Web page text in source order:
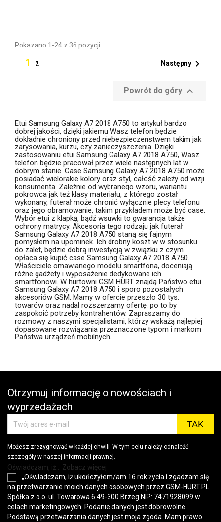
Pokazano 1-24 z 36 pozycji
1 2 Następny 
Powrót do góry 
Etui Samsung Galaxy A7 2018 A750 to artykuł bardzo
dobrej jakości, dzięki jakiemu Wasz telefon będzie
dokładnie chroniony przed niebezpieczeństwem takim jak
zarysowania, kurzu, czy zanieczyszczenia. Dzięki
zastosowaniu etui Samsung Galaxy A7 2018 A750, Wasz
telefon będzie pracował przez wiele następnych lat w
dobrym stanie. Case Samsung Galaxy A7 2018 A750 może
posiadać wielorakie kolory oraz styl, całość zależy od wizji
konsumenta. Zależnie od wybranego wzoru, wariantu
pokrowca jak też klasy materiału, z którego został
wykonany, futerał może chronić wyłącznie plecy telefonu
oraz jego obramowanie, takim przykładem może być case.
Wybór etui z klapką, bądź wsuwki to gwarancja także
ochrony matrycy. Akcesoria tego rodzaju jak futerał
Samsung Galaxy A7 2018 A750 staną się fajnym
pomysłem na upominek. Ich drobny koszt w w stosunku
do zalet, będzie dobrą inwestycją w związku z czym
opłaca się kupić case Samsung Galaxy A7 2018 A750.
Właściciele omawianego modelu smartfona, doceniają
różne gadżety i wyposażenie dedykowane ich
smartfonowi. W hurtowni GSM HURT znajdą Państwo etui
Samsung Galaxy A7 2018 A750 i sporo pozostałych
akcesoriów GSM. Mamy w ofercie przeszło 30 tys.
towarów oraz nadal rozszerzamy ofertę, po to by
zaspokoić potrzeby kontrahentów. Zapraszamy do
rozmowy z naszymi specjalistami, którzy wskażą najlepiej
dopasowane rozwiązania przeznaczone typom i markom
Państwa urządzeń mobilnych.
Otrzymuj informację o nowościach i
wyprzedażach
Możesz zrezygnować w każdej chwili. W tym celu należy odnaleźć
szczegóły w naszej informacji prawnej.
Oświadczam, iż... Zobacz więcej
„Oświadczam, iż ukończyłem/am 16 rok życia i zgadzam się
na przetwarzanie moich danych osobowych przez GSM-HURT.PL
Spółka z o.o. ul. Towarowa 6 49-300 Brzeg NIP: 7471928099 w
celach marketingowych. Podanie danych jest dobrowolne.
Podstawą przetwarzania danych jest moja zgoda. Mam prawo